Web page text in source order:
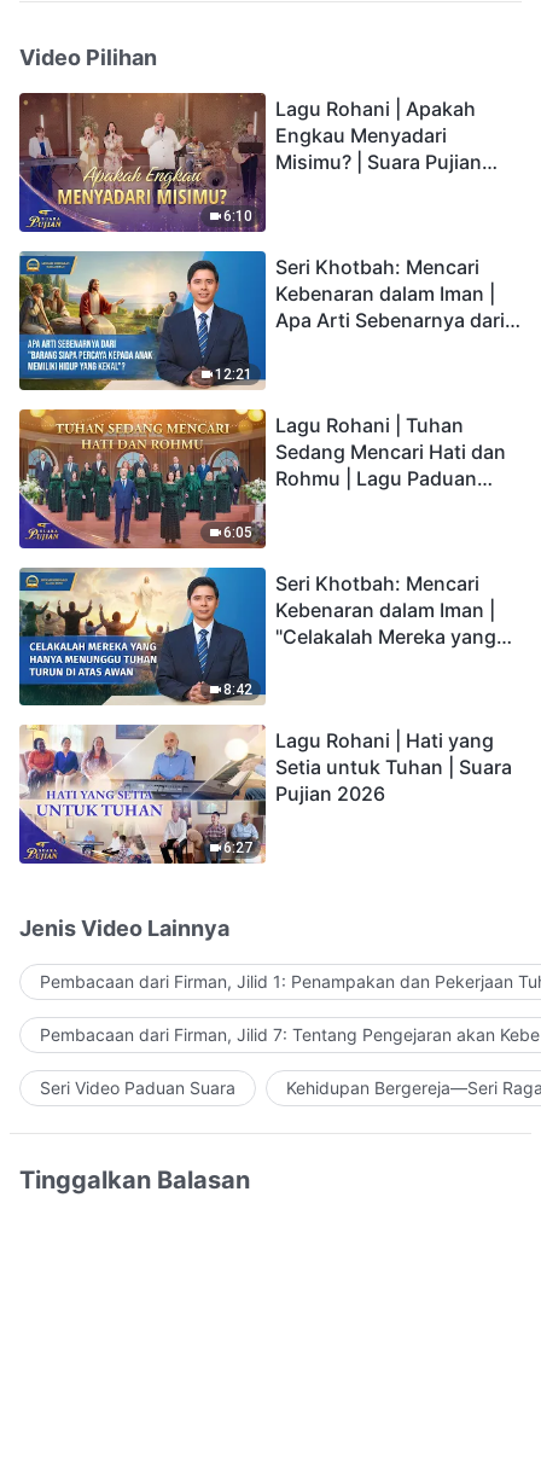
Video Pilihan
6:10
Lagu Rohani | Apakah
Engkau Menyadari
Misimu? | Suara Pujian
12:21
Seri Khotbah: Mencari
Kebenaran dalam Iman |
Apa Arti Sebenarnya dari
6:05
Lagu Rohani | Tuhan
Sedang Mencari Hati dan
Rohmu | Lagu Paduan
8:42
Seri Khotbah: Mencari
Kebenaran dalam Iman |
"Celakalah Mereka yang
6:27
Lagu Rohani | Hati yang
Setia untuk Tuhan | Suara
Pujian 2026
Jenis Video Lainnya
Pembacaan dari Firman, Jilid 1: Penampakan dan Pekerjaan
Pembacaan dari Firman, Jilid 7: Tentang Pengejaran akan
Seri Video Paduan Suara Kehidupan Bergereja—Seri
Tinggalkan Balasan